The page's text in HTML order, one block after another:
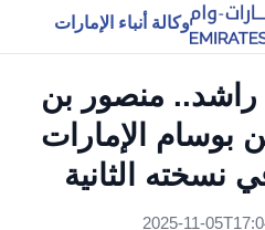
وكالة أنباء الإمارات
منصور بن
بوسام الإمارات
نسخته الثانية
2025-11-